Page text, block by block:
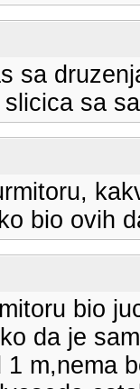
sa
sa
bio ovih
bio
da je
1 m,nema